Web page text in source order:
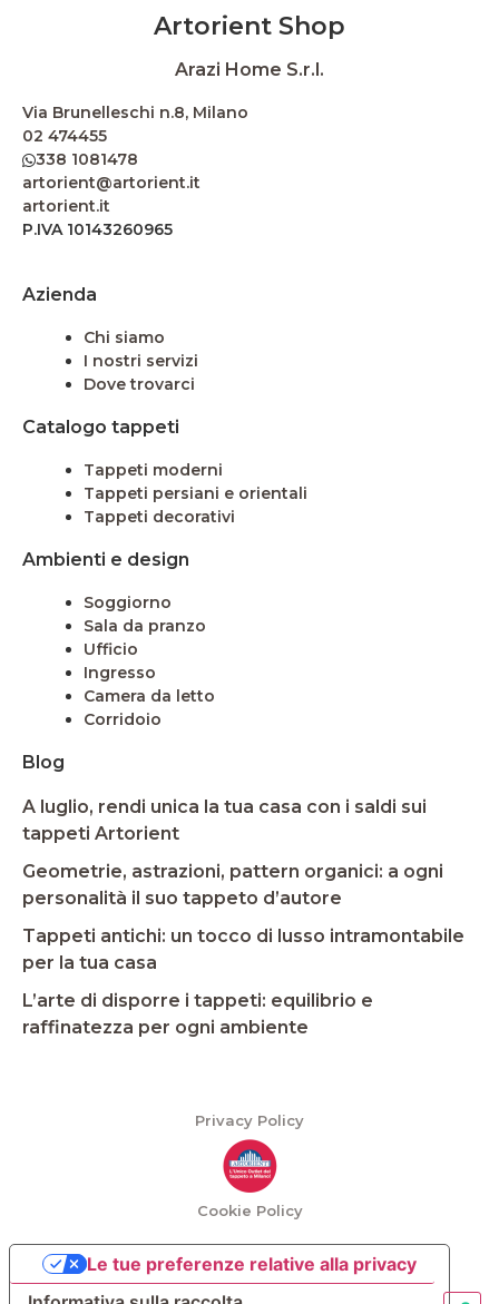
Artorient Shop
Arazi Home S.r.l.
Via Brunelleschi n.8, Milano
02 474455
338 1081478
artorient@artorient.it
artorient.it
P.IVA 10143260965
Azienda
Chi siamo
I nostri servizi
Dove trovarci
Catalogo tappeti
Tappeti moderni
Tappeti persiani e orientali
Tappeti decorativi
Ambienti e design
Soggiorno
Sala da pranzo
Ufficio
Ingresso
Camera da letto
Corridoio
Blog
A luglio, rendi unica la tua casa con i saldi sui
tappeti Artorient
Geometrie, astrazioni, pattern organici: a ogni
personalità il suo tappeto d’autore
Tappeti antichi: un tocco di lusso intramontabile
per la tua casa
L’arte di disporre i tappeti: equilibrio e
raffinatezza per ogni ambiente
Privacy Policy
Cookie Policy
Le tue preferenze relative alla privacy